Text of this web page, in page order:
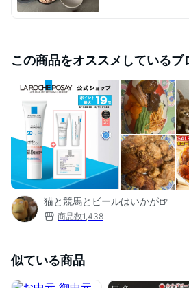
この商品をオススメしているブ
猫と競馬とビールはいかが🍺
商品数1,438
似ている商品